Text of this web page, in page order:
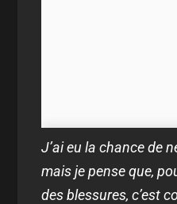
J’ai eu la chance de
mais je pense que,
des blessures, c’est